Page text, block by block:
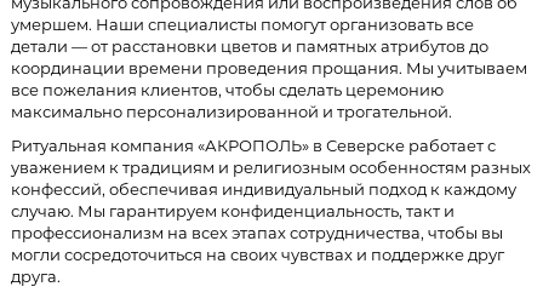
умершем. Наши специалисты помогут организовать все
детали — от расстановки цветов и памятных атрибутов до
координации времени проведения прощания. Мы учитываем
все пожелания клиентов, чтобы сделать церемонию
максимально персонализированной и трогательной.
Ритуальная компания «АКРОПОЛЬ» в Северске работает с
уважением к традициям и религиозным особенностям разных
конфессий, обеспечивая индивидуальный подход к каждому
случаю. Мы гарантируем конфиденциальность, такт и
профессионализм на всех этапах сотрудничества, чтобы вы
могли сосредоточиться на своих чувствах и поддержке друг
друга.